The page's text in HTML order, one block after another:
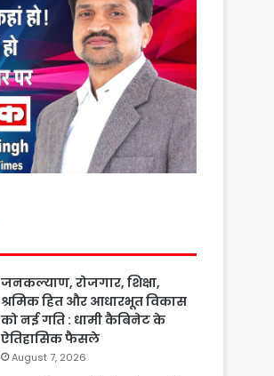
जनकल्याण, रोजगार, शिक्षा,
श्रमिक हित और आधारभूत विकास
को नई गति : धामी कैबिनेट के
ऐतिहासिक फैसले
August 7, 2026